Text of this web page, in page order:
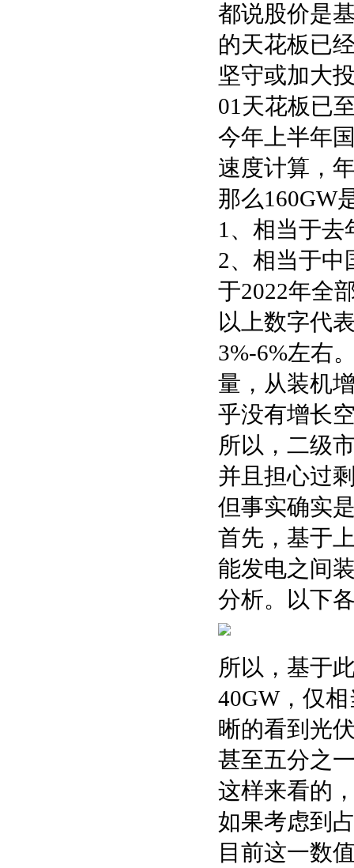
都说股价是
的天花板已
坚守或加大
01天花板已
今年上半年
速度计算，
那么160GW
1、相当于去
2、相当于中
于2022年全
以上数字代
3%-6%左右
量，从装机
乎没有增长
所以，二级
并且担心过
但事实确实
首先，基于
能发电之间
分析。以下
所以，基于
40GW，仅
晰的看到光
甚至五分之
这样来看的
如果考虑到
目前这一数